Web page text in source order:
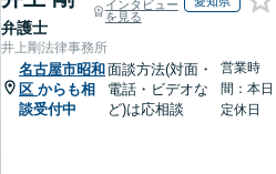
弁護士
インタビュー
を見る
井上剛法律事務所
名古屋市昭和
区 からも相
談受付中
面談方法(対面・
電話・ビデオな
ど)は応相談
営業時
間：本日
定休日